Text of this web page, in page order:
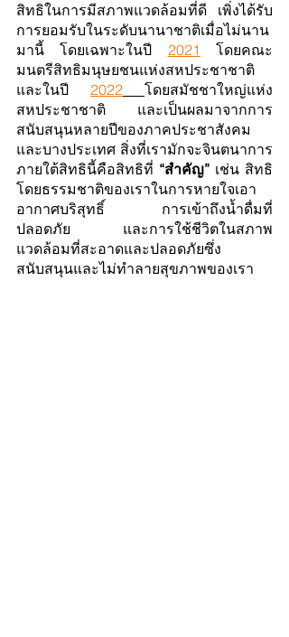
สิทธิในการมีสภาพแวดล้อมที่ดี เพิ่งได้รับ
การยอมรับในระดับนานาชาติเมื่อไม่นาน
มานี้ โดยเฉพาะในปี 2021
โดยคณะ
มนตรีสิทธิมนุษยชนแห่งสหประชาชาติ
และในปี 2022
โดยสมัชชาใหญ่แห่ง
สหประชาชาติ และเป็นผลมาจากการ
สนับสนุนหลายปีของภาคประชาสังคม
และบางประเทศ สิ่งที่เรามักจะจินตนาการ
ภายใต้สิทธินี้คือสิทธิที่ “สำคัญ” เช่น สิทธิ
โดยธรรมชาติของเราในการหายใจเอา
อากาศบริสุทธิ์ การเข้าถึงน้ำดื่มที่
ปลอดภัย และการใช้ชีวิตในสภาพ
แวดล้อมที่สะอาดและปลอดภัยซึ่ง
สนับสนุนและไม่ทำลายสุขภาพของเรา